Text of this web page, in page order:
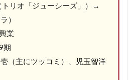
リオ「ジューシーズ」）→
）
業
期
（主にツッコミ）、児玉智洋